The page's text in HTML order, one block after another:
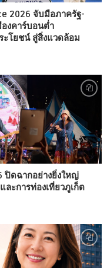
2026 จับมือภาครัฐ-
งคาร์บอนต่ำ
ะโยชน์ สู่สิ่งแวดล้อม
ปิดฉากอย่างยิ่งใหญ่
ละการท่องเที่ยวภูเก็ต